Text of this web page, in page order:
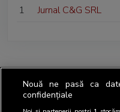
1
Jurnal C&G SRL
Nouă ne pasă ca
confidențiale